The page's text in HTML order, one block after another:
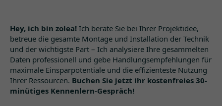
Hey, ich bin zolea! Ich berate Sie bei Ihrer Projektidee,
betreue die gesamte Montage und Installation der Technik
und der wichtigste Part – Ich analysiere Ihre gesammelten
Daten professionell und gebe Handlungsempfehlungen für
maximale Einsparpotentiale und die effizienteste Nutzung
Ihrer Ressourcen. Buchen Sie jetzt ihr kostenfreies 30-
minütiges Kennenlern-Gespräch!